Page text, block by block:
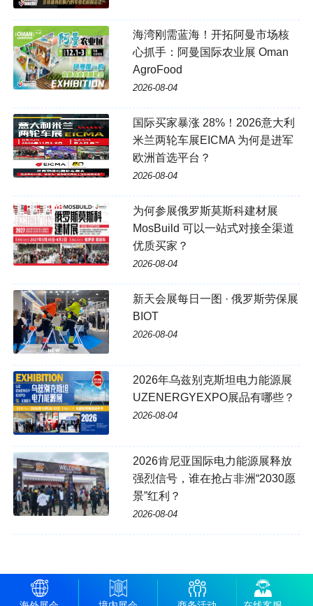
海湾刚需蓝海！开拓阿曼市场核
心抓手：阿曼国际农业展 Oman
AgroFood
2026-08-04
国际买家暴涨 28%！2026意大利
米兰两轮车展EICMA 为何是进军
欧洲首选平台？
2026-08-04
为何参展俄罗斯莫斯科建材展
MosBuild 可以一站式对接全渠道
优质买家？
2026-08-04
新天会展每日一图 · 俄罗斯劳保展
BIOT
2026-08-04
2026年乌兹别克斯坦电力能源展
UZENERGYEXPO展品有哪些？
2026-08-04
2026肯尼亚国际电力能源展释放
强烈信号，谁在抢占非洲“2030愿
景”红利？
2026-08-04